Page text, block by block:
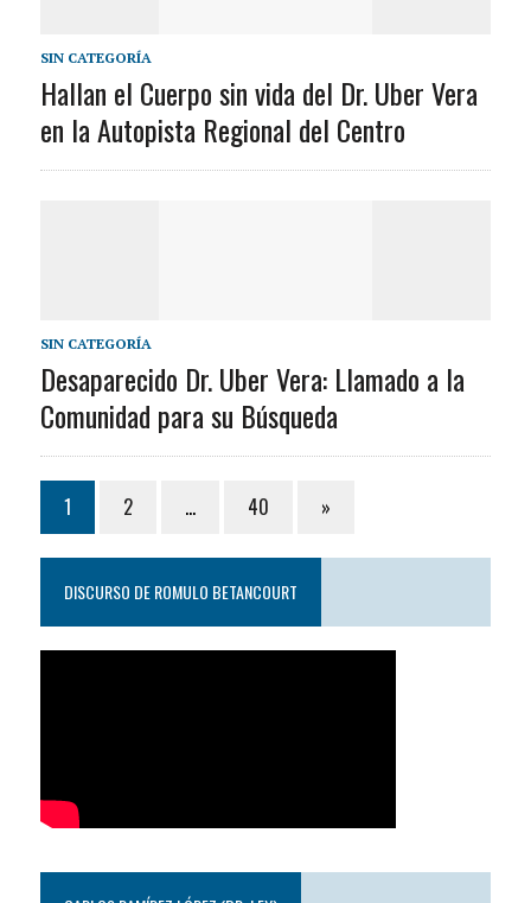
SIN CATEGORÍA
Hallan el Cuerpo sin vida del Dr. Uber Vera
en la Autopista Regional del Centro
SIN CATEGORÍA
Desaparecido Dr. Uber Vera: Llamado a la
Comunidad para su Búsqueda
1 2 … 40 »
DISCURSO DE ROMULO BETANCOURT